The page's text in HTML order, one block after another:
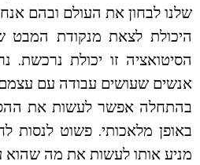
שלנו לבחון את העולם ובהם
היכולת לצאת מנקודת המבט
הסיטואציה זו יכולת
אנשים שעושים עבודה עם
בהתחלה אפשר לעשות את
באופן מלאכותי. פשוט לנסות
מניע אותו לעשות את מה שהוא